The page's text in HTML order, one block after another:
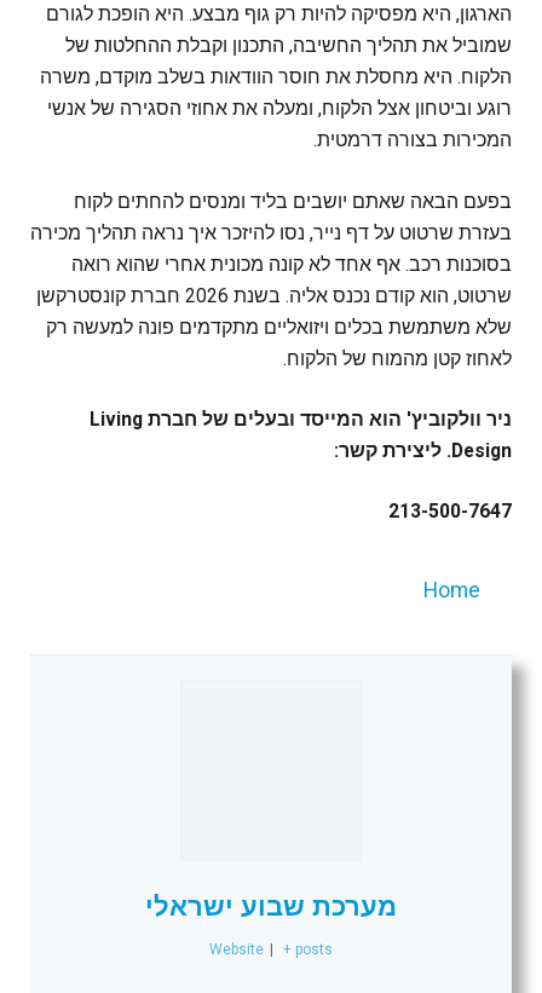
הארגון, היא מפסיקה להיות רק גוף מבצע. היא הופכת לגורם
שמוביל את תהליך החשיבה, התכנון וקבלת ההחלטות של
הלקוח. היא מחסלת את חוסר הוודאות בשלב מוקדם, משרה
רוגע וביטחון אצל הלקוח, ומעלה את אחוזי הסגירה של אנשי
המכירות בצורה דרמטית.
בפעם הבאה שאתם יושבים בליד ומנסים להחתים לקוח
בעזרת שרטוט על דף נייר, נסו להיזכר איך נראה תהליך מכירה
בסוכנות רכב. אף אחד לא קונה מכונית אחרי שהוא רואה
שרטוט, הוא קודם נכנס אליה. בשנת 2026 חברת קונסטרקשן
שלא משתמשת בכלים ויזואליים מתקדמים פונה למעשה רק
לאחוז קטן מהמוח של הלקוח.
ניר וולקוביץ' הוא המייסד ובעלים של חברת Living
Design. ליצירת קשר:
213-500-7647
Home
מערכת שבוע ישראלי
Website + posts